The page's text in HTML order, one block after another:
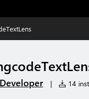
| 14